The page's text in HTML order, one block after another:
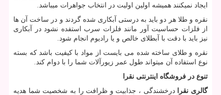
ایجاد نمیکنند همیشه اولین اولیت در انتخاب جواهرات میباشد.
نقره و طلا هر دو باید به درستی آبکاری شده گردند و در ساخت آن ها
از فلزات حساسیت آور مانند فلزات سرب استفده نشود در آبکاری
نیز باید با دقت با آبطلای خالص و یا رادیوم انجام شود.
نقره و طلای ساخته شده می بایست از مواد با کیفیت باشد که بسته
نوع استفاده آن میتواند طول عمر زیورآلات شما را با دوام کند.
تنوع در فروشگاه اینترنتی نقرا
گالری نقرا
درخشندگی ، جذابیت و ظرافت را به شخصیت شما هدیه